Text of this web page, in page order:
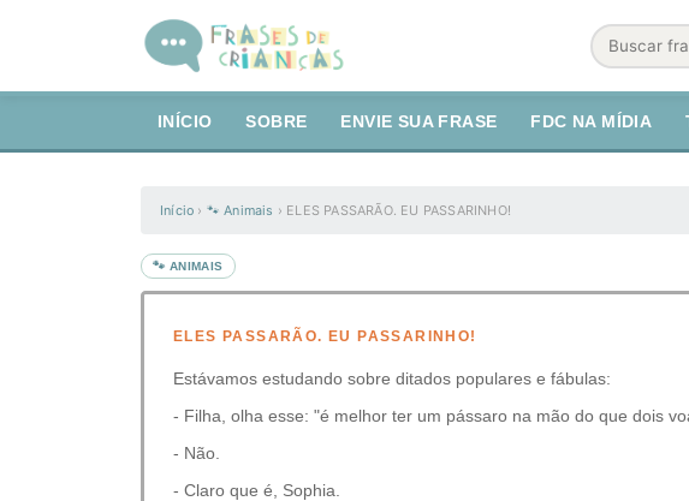
Buscar
INÍCIO SOBRE ENVIE SUA FRASE FDC NA MÍDIA
Início › 🐾 Animais › ELES PASSARÃO. EU PASSARINHO!
🐾 ANIMAIS
ELES PASSARÃO. EU PASSARINHO!
Estávamos estudando sobre ditados populares e fábulas:
- Filha, olha esse: "é melhor ter um pássaro na mão do que dois
- Não.
- Claro que é, Sophia.